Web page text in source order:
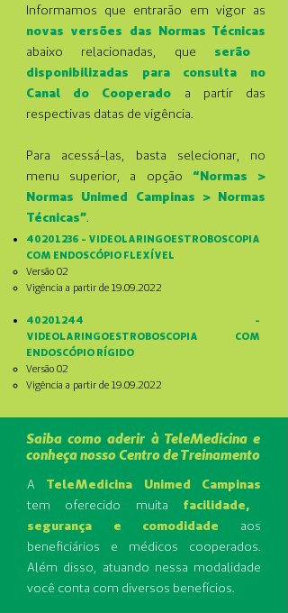
40201236 - VIDEOLARINGOESTROBOSCOPIA
COM ENDOSCÓPIO FLEXÍVEL
Versão 02
Vigência a partir de 19.09.2022
40201244 -
VIDEOLARINGOESTROBOSCOPIA COM
ENDOSCÓPIO RÍGIDO
Versão 02
Vigência a partir de 19.09.2022
Informamos que entrarão em vigor as
novas versões das Normas Técnicas
abaixo relacionadas, que serão
disponibilizadas para consulta no
Canal do Cooperado a partir das
respectivas datas de vigência.
Para acessá-las, basta selecionar, no
menu superior, a opção “Normas >
Normas Unimed Campinas > Normas
Técnicas”.
Saiba como aderir à TeleMedicina e
conheça nosso Centro de Treinamento
A TeleMedicina Unimed Campinas
tem oferecido muita facilidade,
segurança e comodidade aos
beneficiários e médicos cooperados.
Além disso, atuando nessa modalidade
você conta com diversos benefícios.